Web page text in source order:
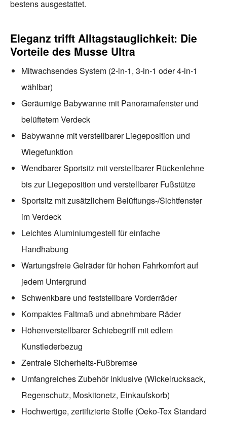
bestens ausgestattet.
Eleganz trifft Alltagstauglichkeit: Die
Vorteile des Musse Ultra
Mitwachsendes System (2-in-1, 3-in-1 oder 4-in-1
wählbar)
Geräumige Babywanne mit Panoramafenster und
belüftetem Verdeck
Babywanne mit verstellbarer Liegeposition und
Wiegefunktion
Wendbarer Sportsitz mit verstellbarer Rückenlehne
bis zur Liegeposition und verstellbarer Fußstütze
Sportsitz mit zusätzlichem Belüftungs-/Sichtfenster
im Verdeck
Leichtes Aluminiumgestell für einfache
Handhabung
Wartungsfreie Gelräder für hohen Fahrkomfort auf
jedem Untergrund
Schwenkbare und feststellbare Vorderräder
Kompaktes Faltmaß und abnehmbare Räder
Höhenverstellbarer Schiebegriff mit edlem
Kunstlederbezug
Zentrale Sicherheits-Fußbremse
Umfangreiches Zubehör inklusive (Wickelrucksack,
Regenschutz, Moskitonetz, Einkaufskorb)
Hochwertige, zertifizierte Stoffe (Oeko-Tex Standard